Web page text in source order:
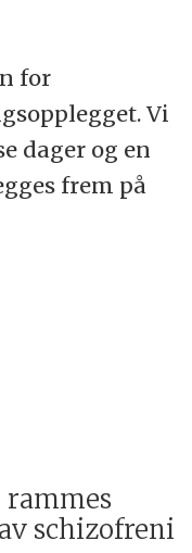
for
Vi
dager og en
frem på
schizofreni